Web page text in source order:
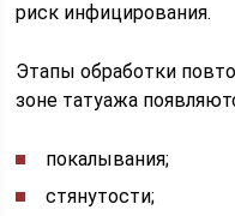
риск инфицирования.
Этапы обработки
зоне татуажа
покалывания;
стянутости;